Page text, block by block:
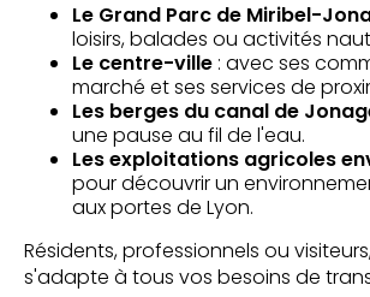
Le Grand Parc de Miribel-
loisirs, balades ou activités
Le centre-ville : avec ses
marché et ses services de
Les berges du canal de
une pause au fil de l'eau.
Les exploitations agricoles
pour découvrir un
aux portes de Lyon.
Résidents, professionnels ou
s'adapte à tous vos besoins de